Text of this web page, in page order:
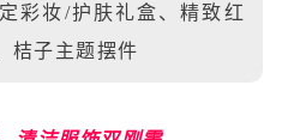
彩妆/护肤礼盒、精致红
桔子主题摆件